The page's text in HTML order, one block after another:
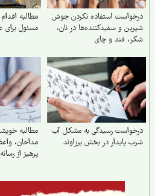
استفاده نکردن جوش
و سفیدکننده‌ها در نان،
قند و چای
مطالبه اقدام
مسئول برای عفاف
رسیدگی به مشکل آب
‌پایدار در بخش برزاوند
مطالبه
مداحان، واعظان
پرهیز از رسانه‌ای